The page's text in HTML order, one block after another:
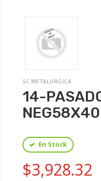
SC METALURGICA
14-
En Stock
$3,928.32